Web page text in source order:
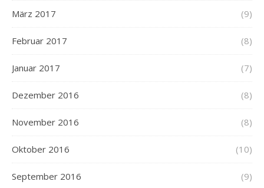
März 2017 (9)
Februar 2017 (8)
Januar 2017 (7)
Dezember 2016 (8)
November 2016 (8)
Oktober 2016 (10)
September 2016 (9)